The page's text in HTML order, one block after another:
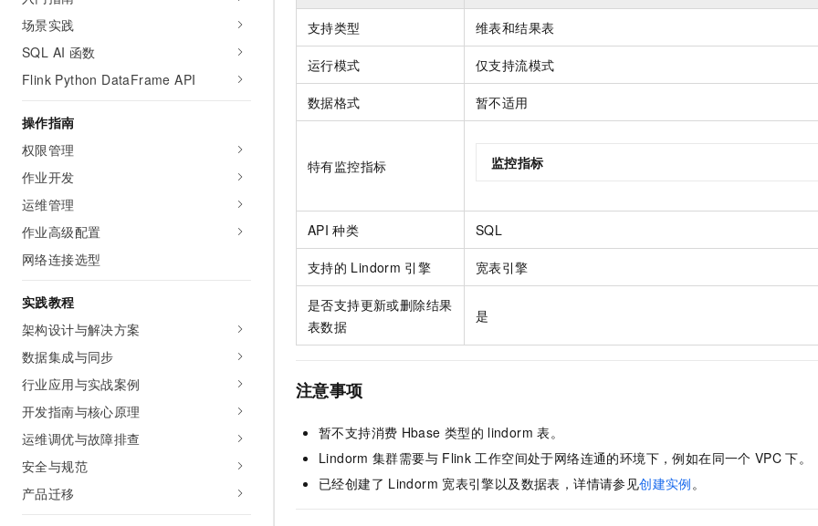
场景实践
SQL AI 函数
Flink Python DataFrame API
操作指南
权限管理
作业开发
运维管理
作业高级配置
网络连接选型
实践教程
架构设计与解决方案
数据集成与同步
行业应用与实战案例
开发指南与核心原理
运维调优与故障排查
安全与规范
产品迁移
支持类型 维表和结果表
运行模式 仅支持流模式
数据格式 暂不适用
特有监控指标 监控指标
API 种类 SQL
支持的 Lindorm 引擎 宽表引擎
是否支持更新或删除结果
表数据
是
注意事项
暂不支持消费 Hbase 类型的 lindorm 表。
Lindorm 集群需要与 Flink 工作空间处于网络连通的环境下，例如在同一个 VPC 下。
已经创建了 Lindorm 宽表引擎以及数据表，详情请参见创建实例。
千问AI平台-模型体验
在线体验全尺寸、多种模态的模型效果
Happy 系列大模型
新一代 AI 视频生成模型，深度适配广告营销等场景
大模型服务平台百炼-智能体
灵活可视化地构建企业级 Agent
人工智能平台 PAI
AI Native 的算法工程平台，一站式完成建模、训练、推理服务部署
万有无界
云端极速 AI
大模型解决方案
在企业官网、通讯软件中为客户提供 AI 客服
媒体服务
企业服务与云通信
域名与网站
终端用户计算
Serverless
迁移与运维管理
专有云
开发者生态解决方案
400电话
定制小程序
APP 开发